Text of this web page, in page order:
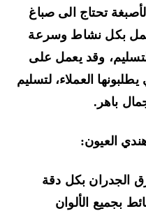
تحتاج الى صباغ
بكل نشاط وسرعة
وقد يعمل على
العملاء، لتسليم
باهر.
العيون:
الجدران بكل دقة
الألوان